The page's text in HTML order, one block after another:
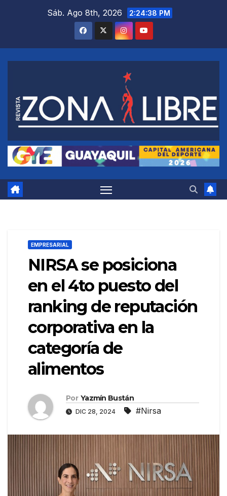
Sáb. Ago 8th, 2026 2:24:39 PM
EMPRESARIAL
NIRSA se posiciona
en el 4to puesto del
ranking de reputación
corporativa en la
categoría de
alimentos
Por Yazmín Bustán
DIC 28, 2024 #Nirsa